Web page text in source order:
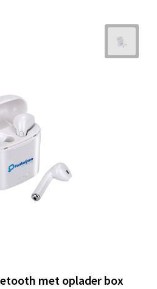
met oplader box